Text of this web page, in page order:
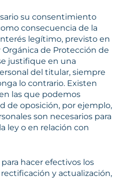
su consentimiento
consecuencia de la
legítimo, previsto en
Orgánica de Protección de
justifique en una
del titular, siempre
lo contrario. Existen
las que podemos
de oposición, por ejemplo,
son necesarios para
ley o en relación con
hacer efectivos los
y actualización,